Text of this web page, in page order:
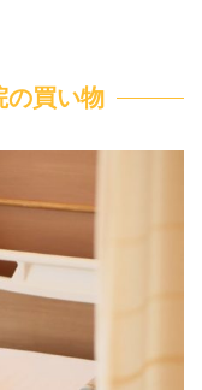
の買い物